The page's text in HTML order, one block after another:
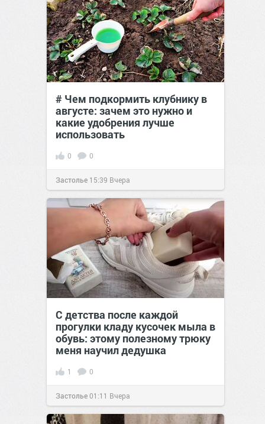
# Чем подкормить клубнику в
августе: зачем это нужно и
какие удобрения лучше
использовать
0 0
Застолье 15:39 Вчера
С детства после каждой
прогулки кладу кусочек мыла в
обувь: этому полезному трюку
меня научил дедушка
1 0
Застолье01:11 Вчера